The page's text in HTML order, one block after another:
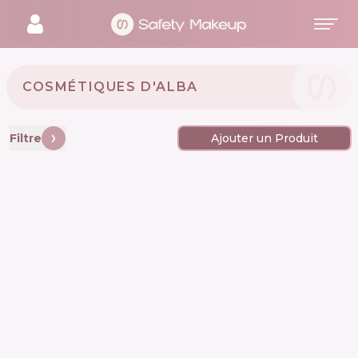
COSMÉTIQUES D'ALBA 🇰🇷
Filtre Ajouter un Produit